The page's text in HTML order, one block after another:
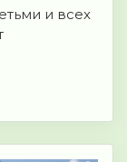
и всех